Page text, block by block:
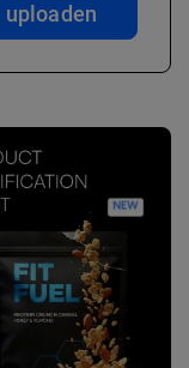
uploaden